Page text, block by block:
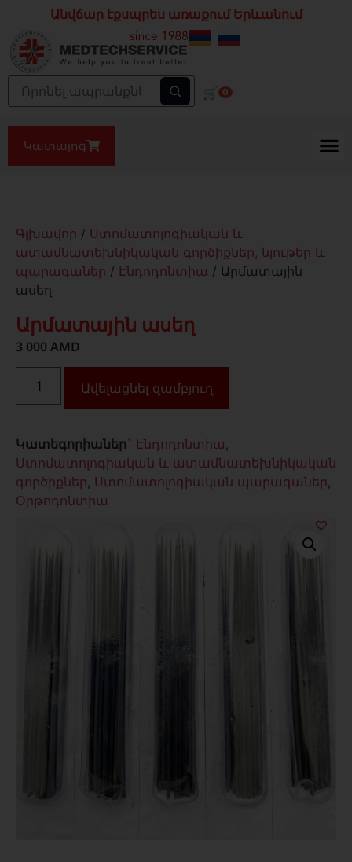
Անվճար էքսպրես առաքում Երևանում
🛒 0
Կատալոգ
Գլխավոր / Ստոմատոլոգիական և
ատամնատեխնիկական գործիքներ, նյութեր և
պարագաներ / Էնդոդոնտիա / Արմատային
ասեղ
Արմատային ասեղ
3 000 AMD
Ավելացնել զամբյուղ
Կատեգորիաներ` Էնդոդոնտիա ,
Ստոմատոլոգիական և ատամնատեխնիկական
գործիքներ, Ստոմատոլոգիական պարագաներ,
Օրթոդոնտիա